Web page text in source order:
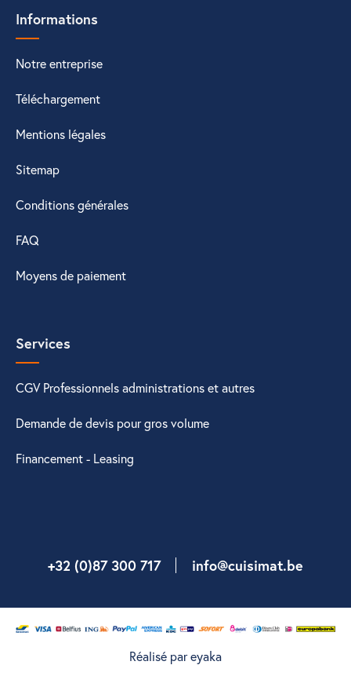
Informations
Notre entreprise
Téléchargement
Mentions légales
Sitemap
Conditions générales
FAQ
Moyens de paiement
Services
CGV Professionnels administrations et autres
Demande de devis pour gros volume
Financement - Leasing
+32 (0)87 300 717 info@cuisimat.be
Réalisé par eyaka